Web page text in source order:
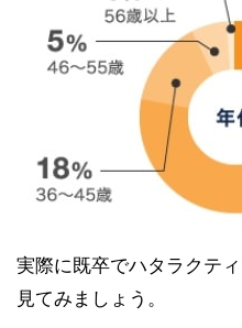
実際に既卒でハタラクテ
見てみましょう。